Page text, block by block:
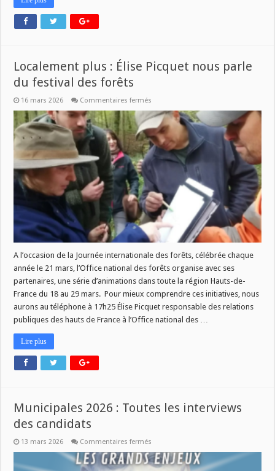
Localement plus : Élise Picquet nous parle
du festival des forêts
16 mars 2026 Commentaires fermés
plus
Élise
Picquet
nous
parle
forêts
A l’occasion de la Journée internationale des forêts, célébrée chaque
année le 21 mars, l’Office national des forêts organise avec ses
partenaires, une série d’animations dans toute la région Hauts-de-
France du 18 au 29 mars. Pour mieux comprendre ces initiatives, nous
aurons au téléphone à 17h25 Élise Picquet responsable des relations
publiques des hauts de France à l’Office national des …
Lire plus
Municipales 2026 : Toutes les interviews
des candidats
13 mars 2026 Commentaires fermés
2026
: